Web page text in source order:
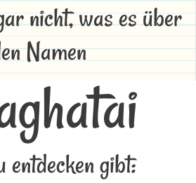
nicht, was es über
Namen
entdecken gibt: